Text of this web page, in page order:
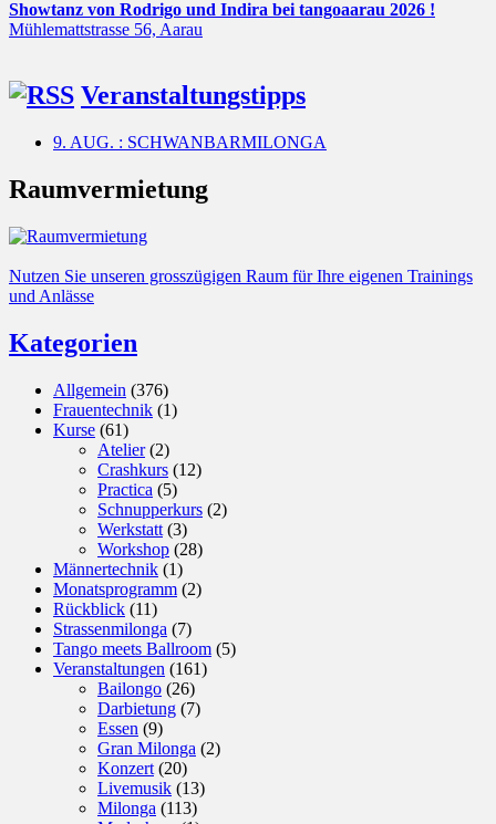
Showtanz von Rodrigo und Indira bei tangoaarau 2026 !
Mühlemattstrasse 56, Aarau
Veranstaltungstipps
9. AUG. : SCHWANBARMILONGA
Raumvermietung
Nutzen Sie unseren grosszügigen Raum für Ihre eigenen Trainings
und Anlässe
Kategorien
Allgemein (376)
Frauentechnik (1)
Kurse (61)
Atelier(2)
Crashkurs (12)
Practica (5)
Schnupperkurs (2)
Werkstatt (3)
Workshop (28)
Männertechnik (1)
Monatsprogramm (2)
Rückblick (11)
Strassenmilonga (7)
Tango meets Ballroom (5)
Veranstaltungen (161)
Bailongo (26)
Darbietung (7)
Essen (9)
Gran Milonga (2)
Konzert (20)
Livemusik (13)
Milonga (113)